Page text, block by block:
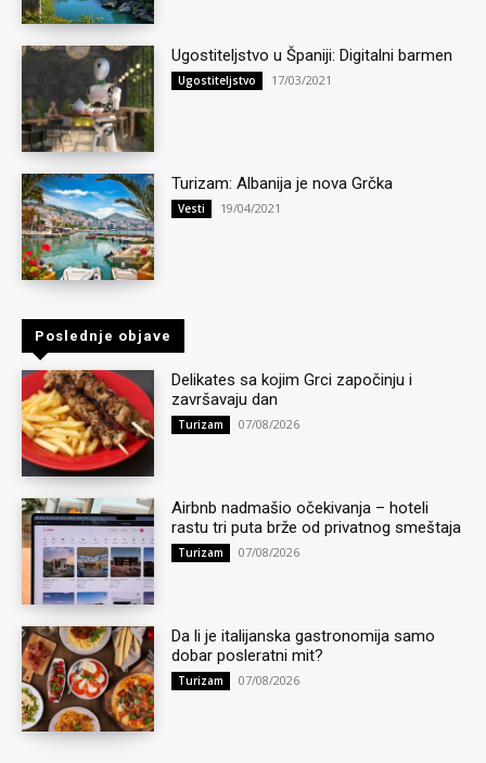
Ugostiteljstvo u Španiji: Digitalni barmen
Ugostiteljstvo 17/03/2021
Turizam: Albanija je nova Grčka
Vesti 19/04/2021
Poslednje objave
Delikates sa kojim Grci započinju i
završavaju dan
Turizam 07/08/2026
Airbnb nadmašio očekivanja – hoteli
rastu tri puta brže od privatnog smeštaja
Turizam 07/08/2026
Da li je italijanska gastronomija samo
dobar posleratni mit?
Turizam 07/08/2026